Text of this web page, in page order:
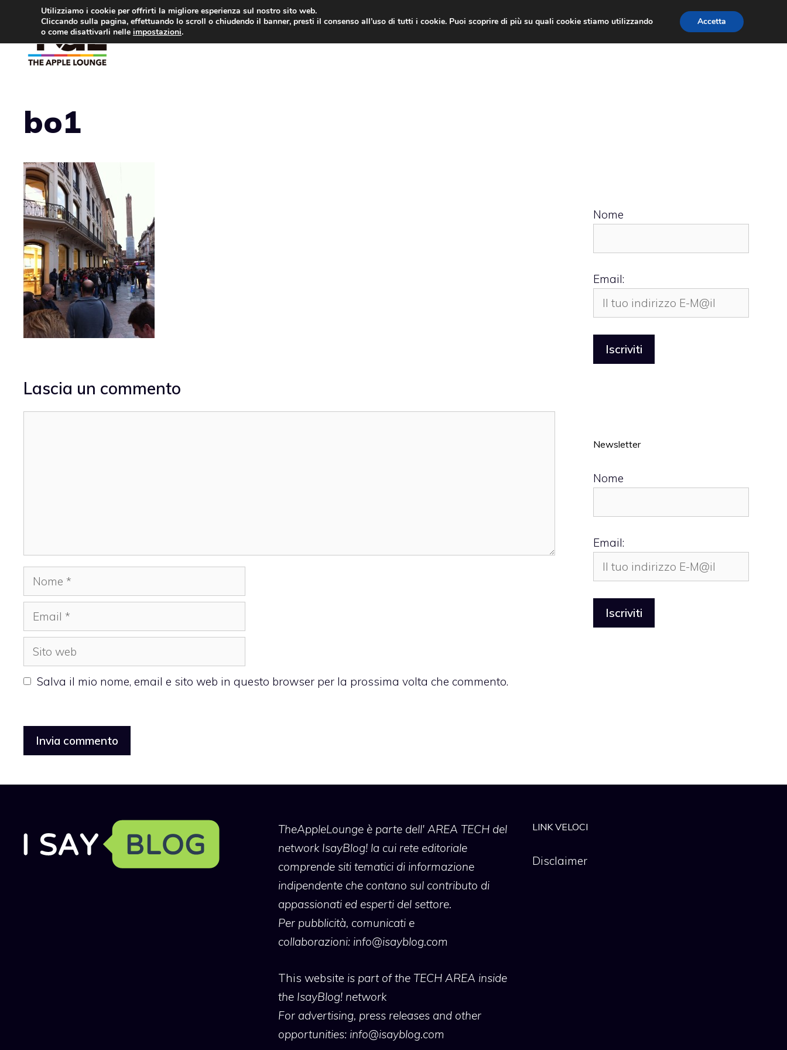
contenuto
bo1
Lascia un commento
Nome
Email
Sito
web
Salva il mio nome, email e sito web in questo browser per la prossima volta che commento.
Nome
Email:
Newsletter
Nome
Email:
TheAppleLoungeè parte dell' AREA TECH del
network IsayBlog! la cui rete editoriale
comprende siti tematici di informazione
indipendente che contano sul contributo di
appassionati ed esperti del settore.
Per pubblicità, comunicati e
collaborazioni: info@isayblog.com
This website is part of the TECH AREA inside
the IsayBlog! network
For advertising, press releases and other
opportunities: info@isayblog.com
LINK VELOCI
Disclaimer
Utilizziamo i cookie per offrirti la migliore esperienza sul nostro sito web.
Cliccando sulla pagina, effettuando lo scroll o chiudendo il banner, presti il consenso all’uso di tutti i cookie. Puoi scoprire di più su quali cookie stiamo utilizzando
o come disattivarli nelle impostazioni.
Accetta